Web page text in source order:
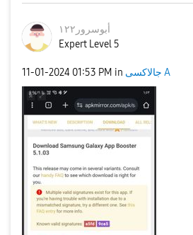
أبوسرور١٢٢
Expert Level 5
‎11-01-2024 01:53 PM in جالاكسى A